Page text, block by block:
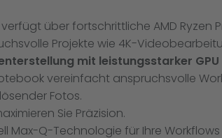
über fortschrittliche AMD
Projekte wie 4K-
mit leistungsstarker GPU
Notebook vereinfacht anspruchsvolle
Fotos.
Sie Präzision.
Max-Q-Technologie für Ihre